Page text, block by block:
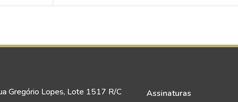
Gregório Lopes, Lote 1517 R/C
Assinaturas